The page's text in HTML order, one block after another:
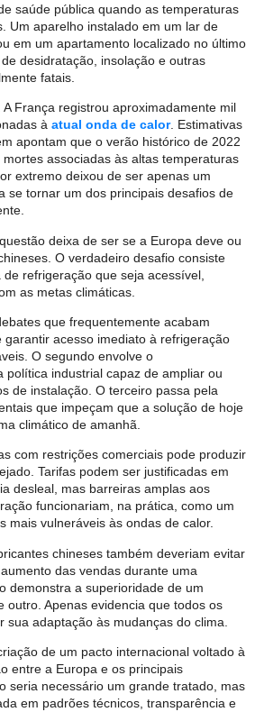
saúde pública quando as temperaturas
Um aparelho instalado em um lar de
em um apartamento localizado no último
desidratação, insolação e outras
fatais.
França registrou aproximadamente mil
à atual onda de calor. Estimativas
apontam que o verão histórico de 2022
associadas às altas temperaturas
extremo deixou de ser apenas um
se tornar um dos principais desafios de
deixa de ser se a Europa deve ou
O verdadeiro desafio consiste
refrigeração que seja acessível,
as metas climáticas.
que frequentemente acabam
garantir acesso imediato à refrigeração
O segundo envolve o
política industrial capaz de ampliar ou
de instalação. O terceiro passa pela
que impeçam que a solução de hoje
climático de amanhã.
com restrições comerciais pode produzir
Tarifas podem ser justificadas em
desleal, mas barreiras amplas aos
funcionariam, na prática, como um
mais vulneráveis às ondas de calor.
chineses também deveriam evitar
das vendas durante uma
demonstra a superioridade de um
outro. Apenas evidencia que todos os
sua adaptação às mudanças do clima.
de um pacto internacional voltado à
entre a Europa e os principais
seria necessário um grande tratado, mas
em padrões técnicos, transparência e